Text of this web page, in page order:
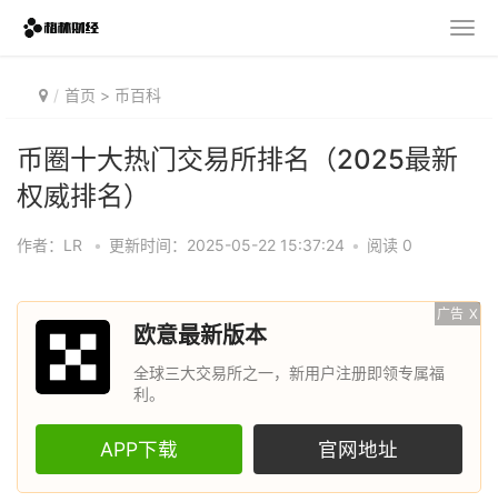
首页 > 币百科
币圈十大热门交易所排名（2025最新
权威排名）
作者：LR • 更新时间：2025-05-22 15:37:24 • 阅读 0
广告 X
欧意最新版本
全球三大交易所之一，新用户注册即领专属福
利。
APP下载 官网地址